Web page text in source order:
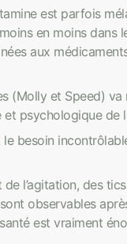
est parfois
en moins dans
aux
(Molly et Speed)
psychologique de
besoin
l’agitation, des
observables
est vraiment